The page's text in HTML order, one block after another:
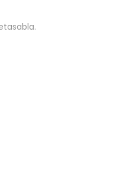
merino cu